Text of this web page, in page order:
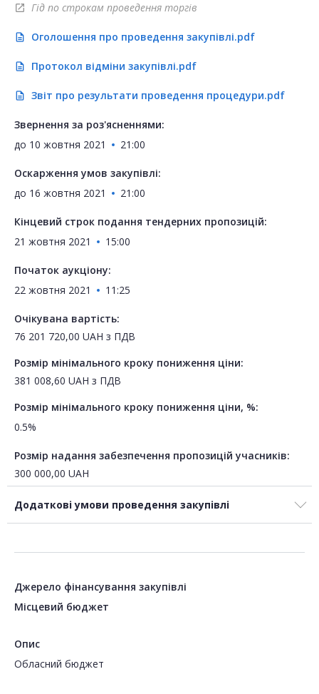
open_in_new Гід по строкам проведення торгів
description Оголошення про проведення закупівлі.pdf
description Протокол відміни закупівлі.pdf
description Звіт про результати проведення процедури.pdf
Звернення за роз'ясненнями:
до 10 жовтня 2021 21:00
Оскарження умов закупівлі:
до 16 жовтня 2021 21:00
Кінцевий строк подання тендерних пропозицій:
21 жовтня 2021
15:00
Початок аукціону:
22 жовтня 2021
11:25
Очікувана вартість:
76 201 720,00 UAH з ПДВ
Розмір мінімального кроку пониження ціни:
381 008,60 UAH з ПДВ
Розмір мінімального кроку пониження ціни, %:
0.5%
Розмір надання забезпечення пропозицій учасників:
300 000,00 UAH
Додаткові умови проведення закупівлі
Джерело фінансування закупівлі
Місцевий бюджет
Опис
Обласний бюджет